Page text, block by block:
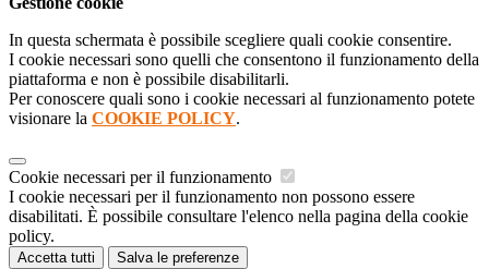
In questa schermata è possibile scegliere quali cookie consentire.
I cookie necessari sono quelli che consentono il funzionamento della
piattaforma e non è possibile disabilitarli.
Per conoscere quali sono i cookie necessari al funzionamento potete
visionare la COOKIE POLICY.
Cookie necessari per il funzionamento
I cookie necessari per il funzionamento non possono essere
disabilitati. È possibile consultare l'elenco nella pagina della cookie
policy.
Accetta tutti Salva le preferenze